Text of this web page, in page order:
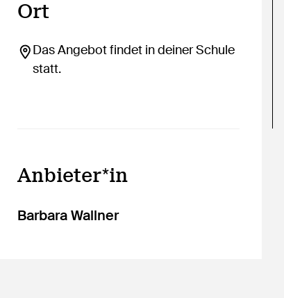
Ort
Das Angebot findet in deiner Schule
statt.
Anbieter*in
Barbara Wallner